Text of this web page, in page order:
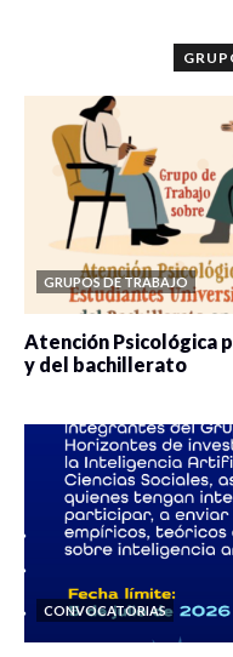
GRUPOS DE TRABAJO
Atención Psicológica
y del bachillerato
CONVOCATORIAS